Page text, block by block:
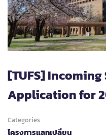
[TUFS]
Application for
Categories
โครงการแลกเปลี่ยน